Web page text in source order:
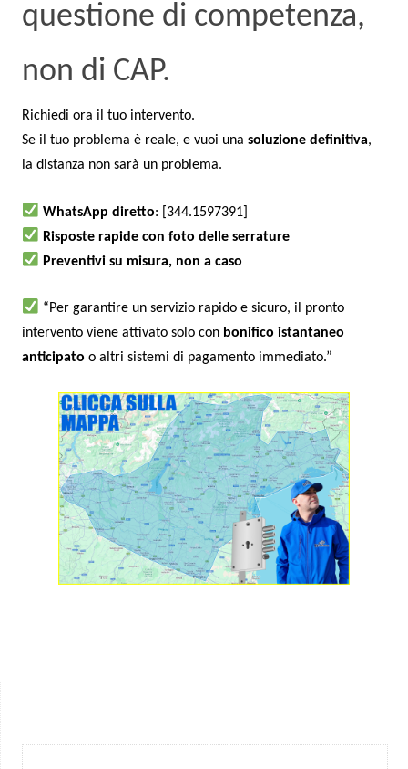
questione di competenza,
non di CAP.
Richiedi ora il tuo intervento.
Se il tuo problema è reale, e vuoi unasoluzione definitiva,
la distanza non sarà un problema.
WhatsApp diretto: [344.1597391]
Risposte rapide con foto delle serrature
Preventivi su misura, non a caso
“Per garantire un servizio rapido e sicuro, il pronto
intervento viene attivato solo con bonifico istantaneo
anticipato o altri sistemi di pagamento immediato.”